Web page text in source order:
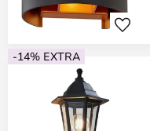
-14% EXTRA